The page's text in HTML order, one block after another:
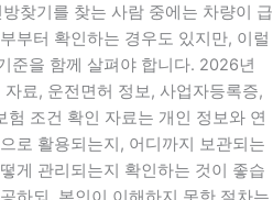
찾기를 찾는 사람 중에는 차량이 급
부터 확인하는 경우도 있지만, 이럴
준을 함께 살펴야 합니다. 2026년
료, 운전면허 정보, 사업자등록증,
조건 확인 자료는 개인 정보와 연
로 활용되는지, 어디까지 보관되는
게 관리되는지 확인하는 것이 좋습